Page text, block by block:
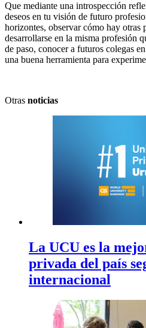
Que mediante una introspección
deseos en tu visión de futuro
horizontes, observar cómo hay otras
desarrollarse en la misma profesión
de paso, conocer a futuros colegas
una buena herramienta para
Otras noticias
La UCU es la
privada del país
internacional